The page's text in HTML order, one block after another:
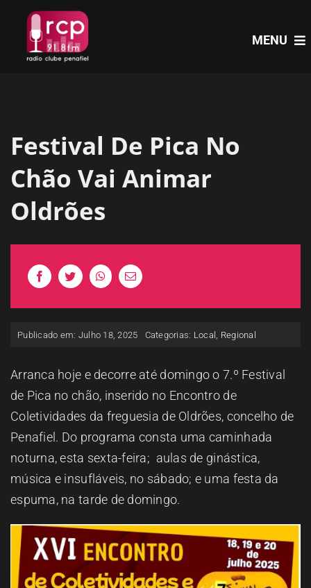
content
MENU
PROGRAMAS
A RCP
CONTACTOS
Festival De Pica No
Chão Vai Animar
Oldrões
Publicado em: Julho 18, 2025 Categorias: Local Regional
Arranca hoje e decorre até domingo o 7.º Festival
de Pica no chão, inserido no Encontro de
Coletividades da freguesia de Oldrões, concelho de
Penafiel. Do programa consta uma caminhada
noturna, esta sexta-feira; aulas de ginástica,
música e insufláveis, no sábado; e uma festa da
espuma, na tarde de domingo.